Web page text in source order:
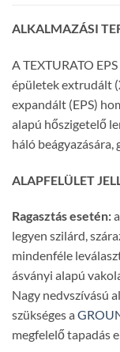
ALKALMAZÁSI
A TEXTURATO
épületek extrudált
expandált (EPS)
alapú hőszigetelő
háló
ALAPFELÜLET
Ragasztás esetén:
legyen szilárd,
mindenféle
ásványi alapú
Nagy nedvszívású
szükséges a
megfelelő tapadás